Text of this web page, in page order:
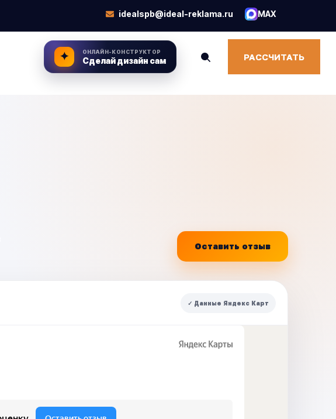
idealspb@ideal-reklama.ru MAX
✦ ОНЛАЙН-КОНСТРУКТОР
Сделай дизайн сам РАССЧИТАТЬ
Оставить отзыв
✓ Данные Яндекс Карт